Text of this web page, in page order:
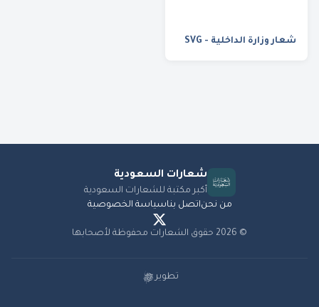
شعار وزارة الداخلية - SVG
شعارات السعودية
أكبر مكتبة للشعارات السعودية
من نحناتصل بناسياسة الخصوصية
©
2026 حقوق الشعارات محفوظة لأصحابها
تطوير